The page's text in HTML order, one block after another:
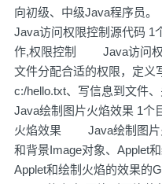
向初级、中级Java程序员。
Java访问权限控制源代码 1
作,权限控制 Java访问权
文件分配合适的权限，定义
c:/hello.txt、写信息到文件、
Java绘制图片火焰效果 1个
火焰效果 Java绘制图片
和背景Image对象、Applet
Applet和绘制火焰的效果的